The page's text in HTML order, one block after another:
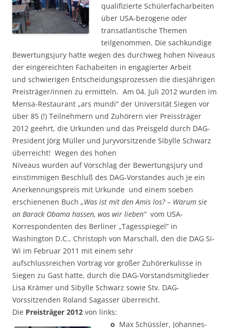
qualifizierte Schülerfacharbeiten
über USA-bezogene oder
transatlantische Themen
teilgenommen. Die sachkundige
Bewertungsjury hatte wegen des durchweg hohen Niveaus
der eingereichten Fachabeiten in engagierter Arbeit
und schwierigen Entscheidungsprozessen die diesjährigen
Preisträger/innen zu ermitteln. Am 04. Juli 2012 wurden im
Mensa-Restaurant „ars mundi“ der Universität Siegen vor
über 85 (!) Teilnehmern und Zuhörern vier Preissträger
2012 geehrt, die Urkunden und das Preisgeld durch DAG-
President Jörg Müller und Juryvorsitzende Sibylle Schwarz
überreicht! Wegen des hohen
Niveaus wurden auf Vorschlag der Bewertungsjury und
einstimmigen Beschluß des DAG-Vorstandes auch je ein
Anerkennungspreis mit Urkunde und einem soeben
erschienenen Buch „Was ist mit den Amis los? – Warum sie
an Barack Obama hassen, was wir lieben“vom USA-
Korrespondenten des Berliner „Tagesspiegel“ in
Washington D.C., Christoph von Marschall, den die DAG Si-
Wi im Februar 2011 mit einem sehr
aufschlussreichen Vortrag vor großer Zuhörerkulisse in
Siegen zu Gast hatte, durch die DAG-Vorstandsmitglieder
Lisa Krämer und Sibylle Schwarz sowie Stv. DAG-
Vorssitzenden Roland Sagasser überreicht.
Die Preisträger 2012 von links:
o Max Schüssler, Johannes-